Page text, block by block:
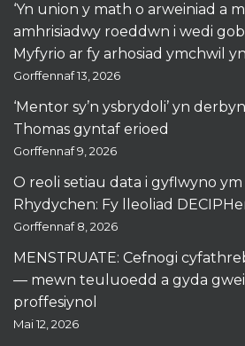
‘Yn union y math o arweiniad a
amhrisiadwy roeddwn i wedi
Myfyrio ar fy arhosiad ymchwil
Gorffennaf 13, 2026
‘Mentor sy’n ysbrydoli’ yn
Thomas gyntaf erioed
Gorffennaf 9, 2026
O reoli setiau data i gyflwyno ym
Rhydychen: Fy lleoliad
Gorffennaf 8, 2026
MENSTRUATE: Cefnogi
— mewn teuluoedd a gyda
proffesiynol
Mai 12, 2026